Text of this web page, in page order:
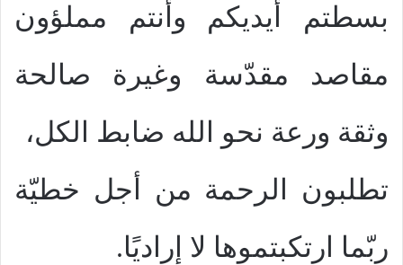
بسطتم أيديكم وأنتم مملؤون
مقاصد مقدّسة وغيرة صالحة
وثقة ورعة نحو الله ضابط الكل،
تطلبون الرحمة من أجل خطيّة
ربّما ارتكبتموها لا إراديًا.